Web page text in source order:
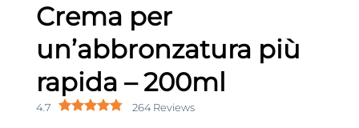
Crema per
un’abbronzatura più
rapida – 200ml
4.7 264 Reviews